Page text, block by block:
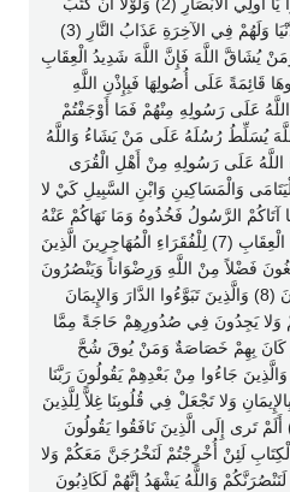
اللَّهُ عَلَيْهِمْ الْجَلاءَ لَعَذَّبَهُمْ فِي الدُّنْيَا وَلَهُمْ فِي الآخِرَةِ عَذَابُ النَّارِ (3)
يُشَاقَّ اللَّهَ فَإِنَّ اللَّهَ شَدِيدُ الْعِقَابِ
قَائِمَةً عَلَى أُصُولِهَا فَبِإِذْنِ اللَّهِ
(5) وَمَا أَفَاءَ اللَّهُ عَلَى رَسُولِهِ مِنْهُمْ فَمَا أَوْجَفْتُمْ
يُسَلِّطُ رُسُلَهُ عَلَى مَنْ يَشَاءُ وَاللَّهُ
(6) مَا أَفَاءَ اللَّهُ عَلَى رَسُولِهِ مِنْ أَهْلِ الْقُرَى
وَالْمَسَاكِينِ وَابْنِ السَّبِيلِ كَيْ لا
آتَاكُمْ الرَّسُولُ فَخُذُوهُ وَمَا نَهَاكُمْ عَنْهُ
فَانْتَهُوا وَاتَّقُوا اللَّهَ إِنَّ اللَّهَ شَدِيدُ الْعِقَابِ (7) لِلْفُقَرَاءِ الْمُهَاجِرِينَ الَّذِينَ
فَضْلاً مِنْ اللَّهِ وَرِضْوَاناً وَيَنْصُرُونَ
اللَّهَ وَرَسُولَهُ أُوْلَئِكَ هُمْ الصَّادِقُونَ (8) وَالَّذِينَ تَبَوَّءُوا الدَّارَ وَالإِيمَانَ
وَلا يَجِدُونَ فِي صُدُورِهِمْ حَاجَةً مِمَّا
كَانَ بِهِمْ خَصَاصَةٌ وَمَنْ يُوقَ شُحَّ
فَأُوْلَئِكَ هُمْ الْمُفْلِحُونَ (9) وَالَّذِينَ جَاءُوا مِنْ بَعْدِهِمْ يَقُولُونَ رَبَّنَا
وَلا تَجْعَلْ فِي قُلُوبِنَا غِلاًّ لِلَّذِينَ
رَبَّنَا إِنَّكَ رَءُوفٌ رَحِيمٌ (10) أَلَمْ تَرى إِلَى الَّذِينَ نَافَقُوا يَقُولُونَ
لَئِنْ أُخْرِجْتُمْ لَنَخْرُجَنَّ مَعَكُمْ وَلا
وَاللَّهُ يَشْهَدُ إِنَّهُمْ لَكَاذِبُونَ